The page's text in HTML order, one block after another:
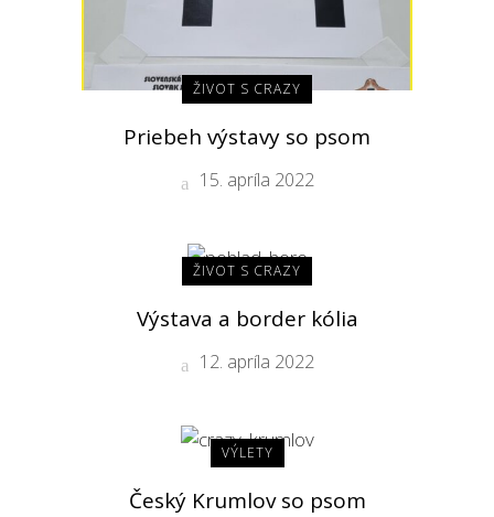
ŽIVOT S CRAZY
Priebeh výstavy so psom
15. apríla 2022
ŽIVOT S CRAZY
Výstava a border kólia
12. apríla 2022
VÝLETY
Český Krumlov so psom